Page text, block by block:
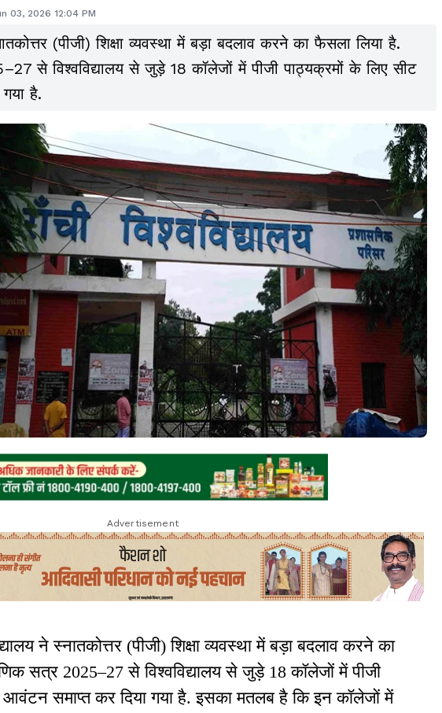
03, 2026 12:04 PM
(पीजी) शिक्षा व्यवस्था में बड़ा बदलाव करने का फैसला लिया है.
से विश्वविद्यालय से जुड़े 18 कॉलेजों में पीजी पाठ्यक्रमों के लिए सीट
है.
Advertisement
ने स्नातकोत्तर (पीजी) शिक्षा व्यवस्था में बड़ा बदलाव करने का
सत्र 2025–27 से विश्वविद्यालय से जुड़े 18 कॉलेजों में पीजी
समाप्त कर दिया गया है. इसका मतलब है कि इन कॉलेजों में